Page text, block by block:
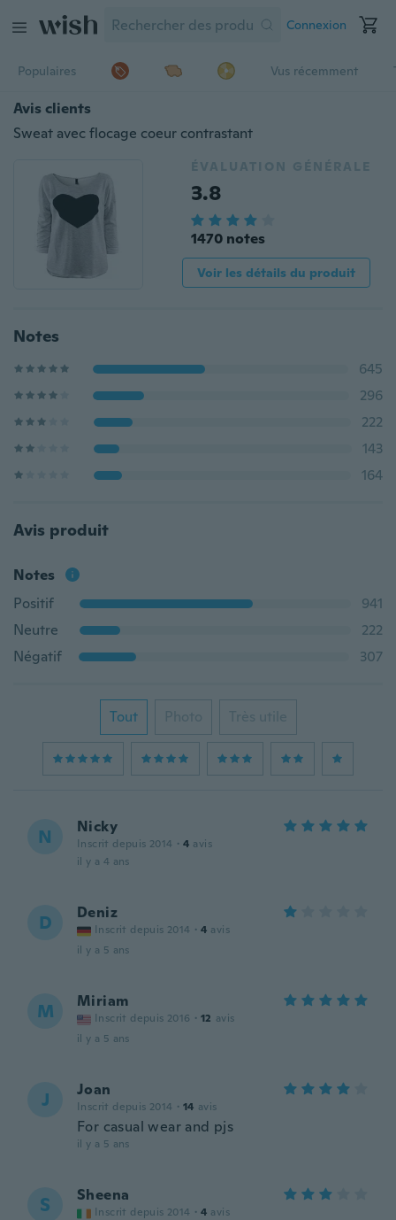
Connexion
Populaires Vus récemment
Avis clients
Sweat avec flocage coeur contrastant
ÉVALUATION GÉNÉRALE
3.8
1470 notes
Voir les détails du produit
Notes
645
296
222
143
164
Avis produit
Notes
Positif
941
Neutre
222
Négatif
307
Tout Photo Très utile
N Nicky
Inscrit depuis 2014 · 4 avis
il y a 4 ans
D Deniz
Inscrit depuis 2014 · 4 avis
il y a 5 ans
M Miriam
Inscrit depuis 2016 · 12 avis
il y a 5 ans
J Joan
Inscrit depuis 2014 · 14 avis
For casual wear and pjs
il y a 5 ans
S Sheena
Inscrit depuis 2014 · 4 avis